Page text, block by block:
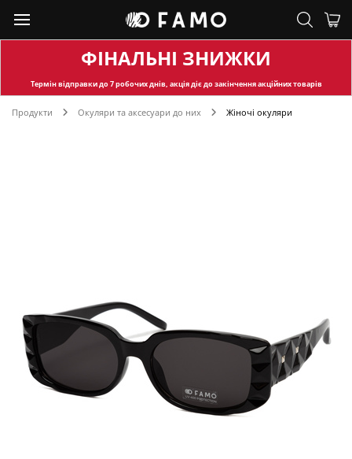
ФІНАЛЬНІ ЗНИЖКИ
Термін відправкидо 7 робочих днів, акція діє до закінчення акційних товарів
Продукти Окуляри та аксесуари до них Жіночі окуляри